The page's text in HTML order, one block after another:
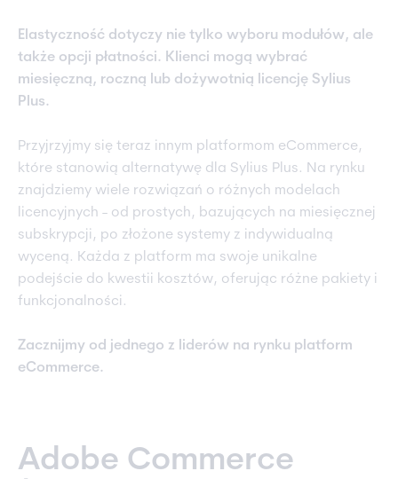
Elastyczność dotyczy nie tylko wyboru modułów, ale
także opcji płatności. Klienci mogą wybrać
miesięczną, roczną lub dożywotnią licencję Sylius
Plus.
Przyjrzyjmy się teraz innym platformom eCommerce,
które stanowią alternatywę dla Sylius Plus. Na rynku
znajdziemy wiele rozwiązań o różnych modelach
licencyjnych - od prostych, bazujących na miesięcznej
subskrypcji, po złożone systemy z indywidualną
wyceną. Każda z platform ma swoje unikalne
podejście do kwestii kosztów, oferując różne pakiety i
funkcjonalności.
Zacznijmy od jednego z liderów na rynku platform
eCommerce.
Adobe Commerce